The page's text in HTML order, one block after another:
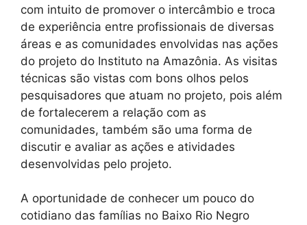
com intuito de promover o intercâmbio e troca
de experiência entre profissionais de diversas
áreas e as comunidades envolvidas nas ações
do projeto do Instituto na Amazônia. As visitas
técnicas são vistas com bons olhos pelos
pesquisadores que atuam no projeto, pois além
de fortalecerem a relação com as
comunidades, também são uma forma de
discutir e avaliar as ações e atividades
desenvolvidas pelo projeto.
A oportunidade de conhecer um pouco do
cotidiano das famílias no Baixo Rio Negro